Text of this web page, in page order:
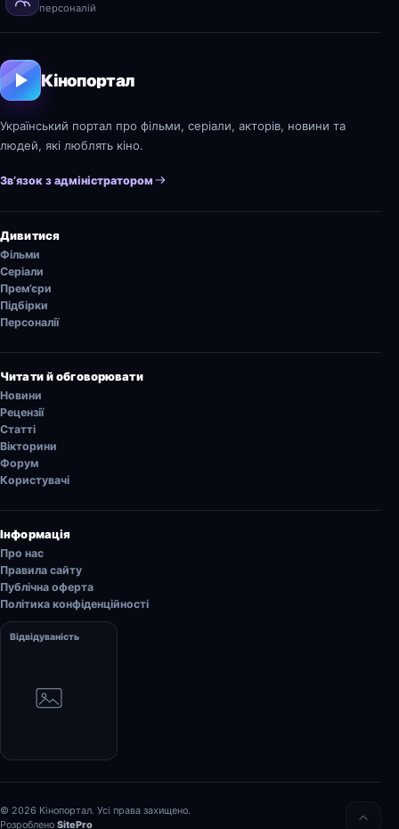
персоналій
Кінопортал
Український портал про фільми, серіали, акторів, новини та
людей, які люблять кіно.
Зв’язок з адміністратором
Дивитися
Фільми
Серіали
Прем’єри
Підбірки
Персоналії
Читати й обговорювати
Новини
Рецензії
Статті
Вікторини
Форум
Користувачі
Інформація
Про нас
Правила сайту
Публічна оферта
Політика конфіденційності
Відвідуваність
© 2026 Кінопортал. Усі права захищено.
Розроблено SitePro